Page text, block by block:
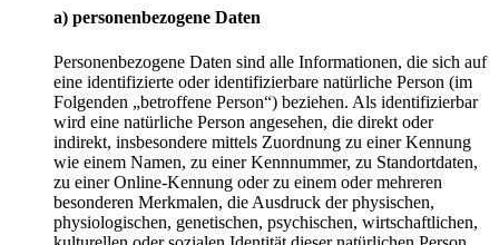
a) personenbezogene Daten
Personenbezogene Daten sind alle Informationen, die sich auf
eine identifizierte oder identifizierbare natürliche Person (im
Folgenden „betroffene Person“) beziehen. Als identifizierbar
wird eine natürliche Person angesehen, die direkt oder
indirekt, insbesondere mittels Zuordnung zu einer Kennung
wie einem Namen, zu einer Kennnummer, zu Standortdaten,
zu einer Online-Kennung oder zu einem oder mehreren
besonderen Merkmalen, die Ausdruck der physischen,
physiologischen, genetischen, psychischen, wirtschaftlichen,